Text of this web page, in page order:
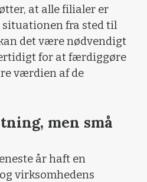
at alle filialer er
fra sted til
det være nødvendigt
for at færdiggøre
værdien af de
men små
år haft en
virksomhedens